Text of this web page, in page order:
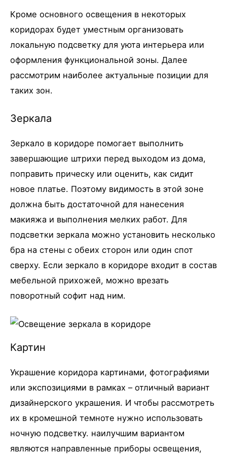
Кроме основного освещения в некоторых
коридорах будет уместным организовать
локальную подсветку для уюта интерьера или
оформления функциональной зоны. Далее
рассмотрим наиболее актуальные позиции для
таких зон.
Зеркала
Зеркало в коридоре помогает выполнить
завершающие штрихи перед выходом из дома,
поправить прическу или оценить, как сидит
новое платье. Поэтому видимость в этой зоне
должна быть достаточной для нанесения
макияжа и выполнения мелких работ. Для
подсветки зеркала можно установить несколько
бра на стены с обеих сторон или один спот
сверху. Если зеркало в коридоре входит в состав
мебельной прихожей, можно врезать
поворотный софит над ним.
Картин
Украшение коридора картинами, фотографиями
или экспозициями в рамках – отличный вариант
дизайнерского украшения. И чтобы рассмотреть
их в кромешной темноте нужно использовать
ночную подсветку. наилучшим вариантом
являются направленные приборы освещения,